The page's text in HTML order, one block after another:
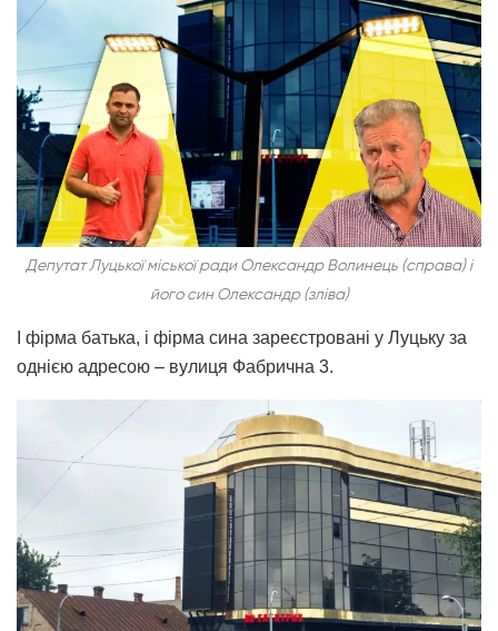
Депутат Луцької міської ради Олександр Волинець (справа) і
його син Олександр (зліва)
І фірма батька, і фірма сина зареєстровані у Луцьку за
однією адресою – вулиця Фабрична 3.